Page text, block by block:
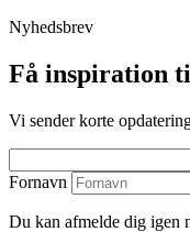
Nyhedsbrev
Få inspiration
Vi sender korte
Fornavn
Du kan afmelde dig igen